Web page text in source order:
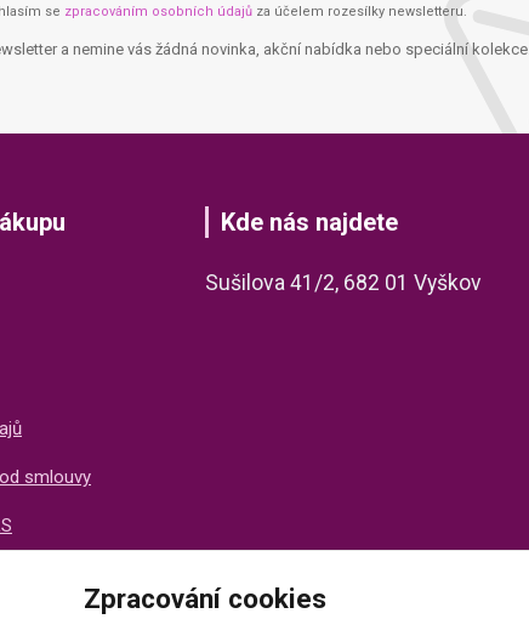
se zpracováním osobních údajů za účelem rozesílky newsletteru.
a nemine vás žádná novinka, akční nabídka nebo speciální kolekce.
smlouvy
Kde nás najdete
Sušilova 41/2, 682 01 Vyškov
Zpracování cookies